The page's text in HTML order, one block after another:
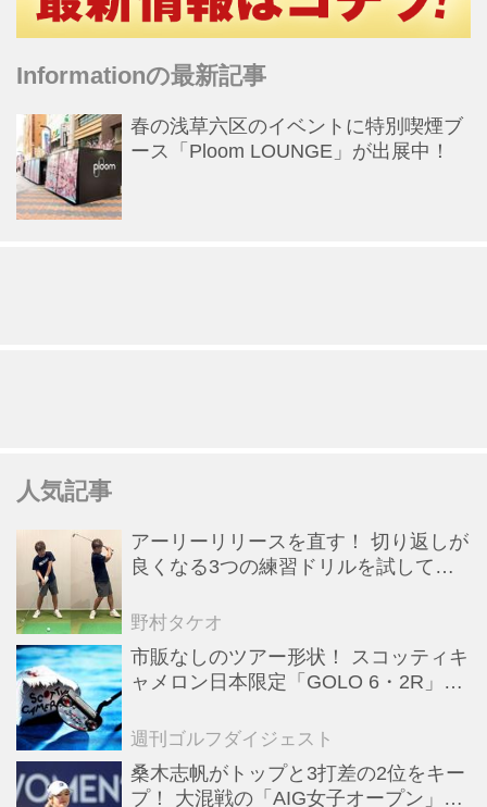
Informationの最新記事
春の浅草六区のイベントに特別喫煙ブ
ース「Ploom LOUNGE」が出展中！
人気記事
アーリーリリースを直す！ 切り返しが
良くなる3つの練習ドリルを試してみ
野村タケオ
市販なしのツアー形状！ スコッティキ
ャメロン日本限定「GOLO 6・2R」が
言】
週刊ゴルフダイジェスト
桑木志帆がトップと3打差の2位をキー
プ！ 大混戦の「AIG女子オープン」で